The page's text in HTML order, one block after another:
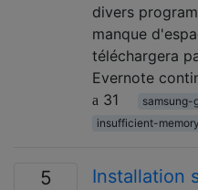
divers
manque
téléchargera
Evernote
31
samsung-
insufficient-memory
5 Installation